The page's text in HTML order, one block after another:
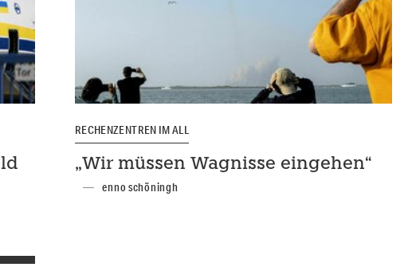
RECHENZENTREN IM ALL
„Wir müssen Wagnisse eingehen“
enno schöningh